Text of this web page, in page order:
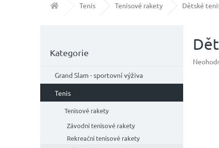
Domů Tenis Tenisové rakety Dětské
a
n
kategorie
Kategorie
Grand Slam - sportovní výživa
Tenis
Tenisové rakety
Závodní tenisové rakety
Rekreační tenisové rakety